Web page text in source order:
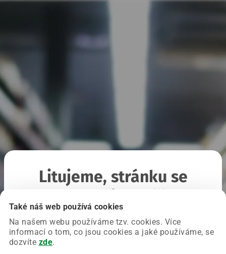
Také náš web používá cookies
Na našem webu používáme tzv. cookies. Více
informací o tom, co jsou cookies a jaké používáme, se
dozvíte zde.
Litujeme, stránku se
Chyba nastala na naší straně a už ji opravujeme.
Zkuste prosím znovu načíst požadovanou stránku.